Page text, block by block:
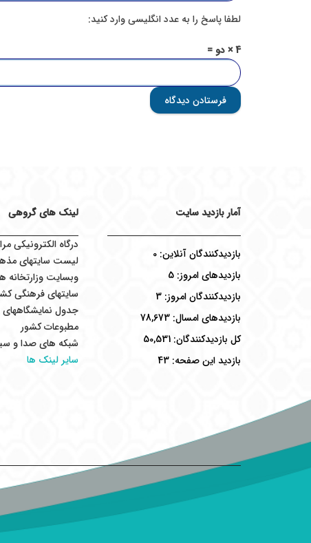
لطفا پاسخ را به عدد انگلیسی وارد کنید:
4 × دو =
فرستادن دیدگاه
آمار بازدید سایت
بازدیدکنندگان آنلاین: 0
بازدیدهای امروز: 5
بازدیدکنندگان امروز: 3
بازدیدهای امسال: 78,673
کل بازدیدکنند‌گان: 50,531
بازدید این صفحه: 43
لینک های گروهی
درگاه الکترونیکی
لیست سایتهای
وبسایت وزارتخانه
سایتهای فرهنگی
جدول نمایشگاههای
مطبوعات کشور
شبکه های صدا و
سایر لینک ها